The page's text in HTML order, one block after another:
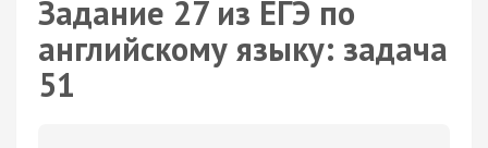
Задание 27 из ЕГЭ по
английскому языку: задача
51